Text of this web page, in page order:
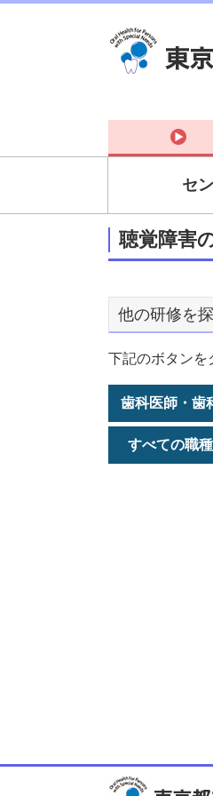
セ
聴覚障害
他の研修を
下記のボタンを
歯科医師・歯
すべての職